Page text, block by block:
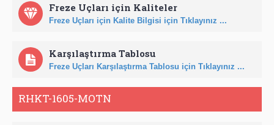
Freze Uçları için Kaliteler
Freze Uçları için Kalite Bilgisi için Tıklayınız ...
Karşılaştırma Tablosu
Freze Uçları Karşılaştırma Tablosu için Tıklayınız ...
RHKT-1605-MOTN